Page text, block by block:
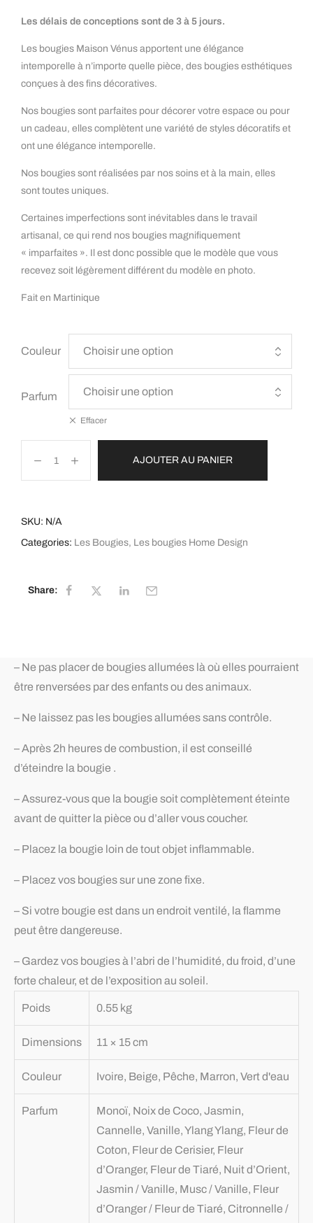
Les délais de conceptions sont de 3 à 5 jours.
Les bougies Maison Vénus apportent une élégance
intemporelle à n’importe quelle pièce, des bougies esthétiques
conçues à des fins décoratives.
Nos bougies sont parfaites pour décorer votre espace ou pour
un cadeau, elles complètent une variété de styles décoratifs et
ont une élégance intemporelle.
Nos bougies sont réalisées par nos soins et à la main, elles
sont toutes uniques.
Certaines imperfections sont inévitables dans le travail
artisanal, ce qui rend nos bougies magnifiquement
« imparfaites ». Il est donc possible que le modèle que vous
recevez soit légèrement différent du modèle en photo.
Fait en Martinique
Couleur
Parfum
Effacer
AJOUTER AU PANIER
SKU: N/A
Categories: Les Bougies, Les bougies Home Design
Share:
– Ne pas placer de bougies allumées là où elles pourraient
être renversées par des enfants ou des animaux.
– Ne laissez pas les bougies allumées sans contrôle.
– Après 2h heures de combustion, il est conseillé
d’éteindre la bougie .
– Assurez-vous que la bougie soit complètement éteinte
avant de quitter la pièce ou d’aller vous coucher.
– Placez la bougie loin de tout objet inflammable.
– Placez vos bougies sur une zone fixe.
– Si votre bougie est dans un endroit ventilé, la flamme
peut être dangereuse.
– Gardez vos bougies à l’abri de l’humidité, du froid, d’une
forte chaleur, et de l’exposition au soleil.
Poids 0.55 kg
Dimensions 11 × 15 cm
Couleur Ivoire, Beige, Pêche, Marron, Vert d'eau
Parfum
Monoï, Noix de Coco, Jasmin,
Cannelle, Vanille, Ylang Ylang, Fleur de
Coton, Fleur de Cerisier, Fleur
d’Oranger, Fleur de Tiaré, Nuit d’Orient,
Jasmin / Vanille, Musc / Vanille, Fleur
d’Oranger / Fleur de Tiaré, Citronnelle /